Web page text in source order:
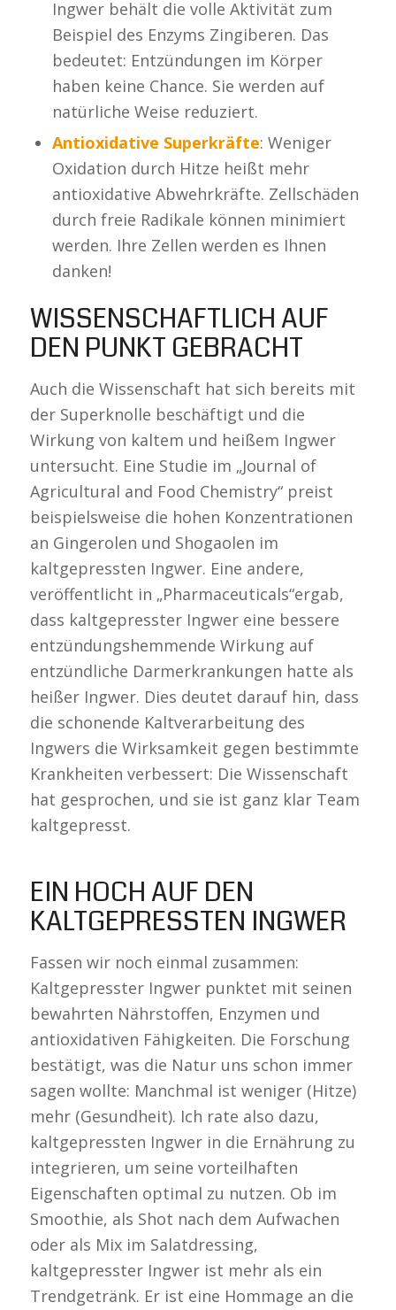
Ingwer behält die volle Aktivität zum
Beispiel des Enzyms Zingiberen. Das
bedeutet: Entzündungen im Körper
haben keine Chance. Sie werden auf
natürliche Weise reduziert.
Antioxidative Superkräfte: Weniger
Oxidation durch Hitze heißt mehr
antioxidative Abwehrkräfte. Zellschäden
durch freie Radikale können minimiert
werden. Ihre Zellen werden es Ihnen
danken!
WISSENSCHAFTLICH AUF
DEN PUNKT GEBRACHT
Auch die Wissenschaft hat sich bereits mit
der Superknolle beschäftigt und die
Wirkung von kaltem und heißem Ingwer
untersucht. Eine Studie im „Journal of
Agricultural and Food Chemistry“ preist
beispielsweise die hohen Konzentrationen
an Gingerolen und Shogaolen im
kaltgepressten Ingwer. Eine andere,
veröffentlicht in „Pharmaceuticals“ergab,
dass kaltgepresster Ingwer eine bessere
entzündungshemmende Wirkung auf
entzündliche Darmerkrankungen hatte als
heißer Ingwer. Dies deutet darauf hin, dass
die schonende Kaltverarbeitung des
Ingwers die Wirksamkeit gegen bestimmte
Krankheiten verbessert: Die Wissenschaft
hat gesprochen, und sie ist ganz klar Team
kaltgepresst.
EIN HOCH AUF DEN
KALTGEPRESSTEN INGWER
Fassen wir noch einmal zusammen:
Kaltgepresster Ingwer punktet mit seinen
bewahrten Nährstoffen, Enzymen und
antioxidativen Fähigkeiten. Die Forschung
bestätigt, was die Natur uns schon immer
sagen wollte: Manchmal ist weniger (Hitze)
mehr (Gesundheit). Ich rate also dazu,
kaltgepressten Ingwer in die Ernährung zu
integrieren, um seine vorteilhaften
Eigenschaften optimal zu nutzen. Ob im
Smoothie, als Shot nach dem Aufwachen
oder als Mix im Salatdressing,
kaltgepresster Ingwer ist mehr als ein
Trendgetränk. Er ist eine Hommage an die